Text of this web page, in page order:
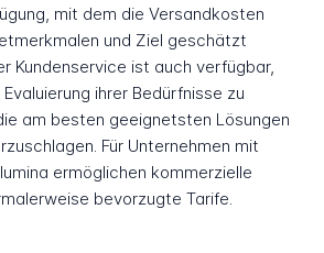
mit dem die Versandkosten
und Ziel geschätzt
Kundenservice ist auch verfügbar,
ihrer Bedürfnisse zu
am besten geeignetsten Lösungen
Für Unternehmen mit
ermöglichen kommerzielle
bevorzugte Tarife.